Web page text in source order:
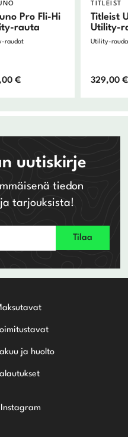
Pro Fli-Hi
rauta
raudat
€
TITLEIST
Titleist
Utility-
Utility-
329,00€
uutiskirje
tiedon
tarjouksista!
ja huolto
Instagram